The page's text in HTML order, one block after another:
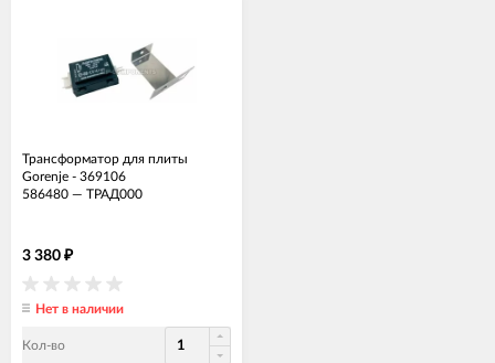
Трансформатор для плиты
Gorenje - 369106
586480 — ТРАД000
3 380 ₽
Нет в наличии
Кол-во